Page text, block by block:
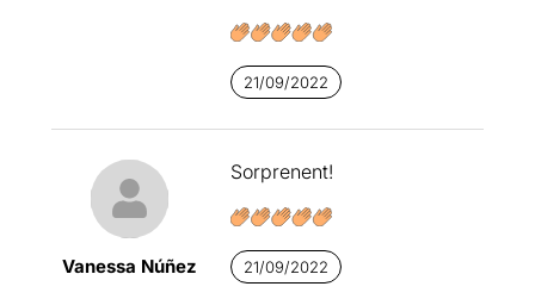
21/09/2022
Vanessa Núñez
Sorprenent!
21/09/2022